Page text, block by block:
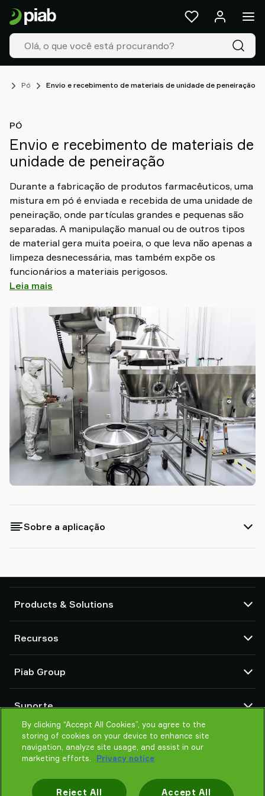
Pó Envio e recebimento de materiais de unidade de peneiração
PÓ
Envio e recebimento de materiais de
unidade de peneiração
Durante a fabricação de produtos farmacêuticos, uma
mistura em pó é enviada e recebida de uma unidade de
peneiração, onde partículas grandes e pequenas são
separadas. A manipulação manual ou de outros tipos
de material gera muita poeira, o que leva não apenas a
limpeza desnecessária, mas também expõe os
funcionários a materiais perigosos.
Leia mais
Sobre a aplicação
Products & Solutions
Ventosas e garras macias
Componentes de ferramentas de extremidade de braço do robô
(EOAT)
Recursos
Configuradores de produtos
Termos e Condições de vendas
Aviso de privacidade
Piab Group
Organização global
Código de Conducta
Novidades
Suporte
Entre em contato
Encontre parceiro
Ajude-me a escolher
Produtos
&
Soluções
Industries
Nossas
Resources
a
Piab
Piab
Entre
em
contato
Support
Encontre
parceiro
Old
shop
By clicking “Accept All Cookies”, you agree to the
storing of cookies on your device to enhance site
navigation, analyze site usage, and assist in our
marketing efforts.
Privacy notice
Accept All
Reject All